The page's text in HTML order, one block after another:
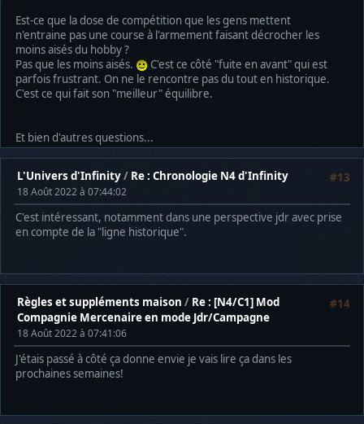
Est-ce que la dose de compétition que les gens mettent
n'entraine pas une course à l'armement faisant décrocher les
moins aisés du hobby ?
Pas que les moins aisés.
C'est ce côté "fuite en avant" qui est
parfois frustrant. On ne le rencontre pas du tout en historique.
C'est ce qui fait son "meilleur" équilibre.
Et bien d'autres questions...
#13
L'Univers d'Infinity/ Re : Chronologie N4 d'Infinity
18 Août 2022 à 07:44:02
C'est intéressant, notamment dans une perspective jdr avec prise
en compte de la "ligne historique".
#14
Règles et suppléments maison / Re : [N4/C1] Mod
Compagnie Mercenaire en mode Jdr/Campagne
18 Août 2022 à 07:41:06
J'étais passé à côté ça donne envie je vais lire ça dans les
prochaines semaines!